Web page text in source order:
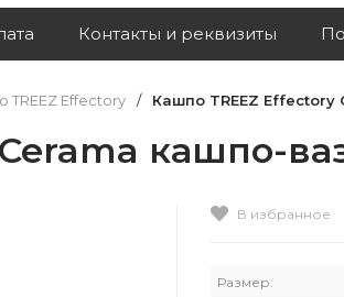
Контакты и реквизиты
TREEZ Effectory / Кашпо TREEZ Effectory
кашпо-
В избранное
Размер: